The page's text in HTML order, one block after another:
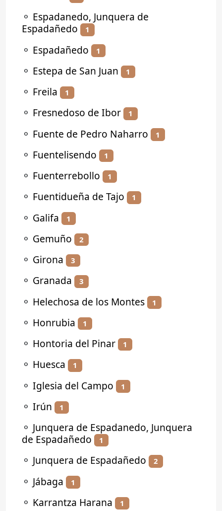
⚬ Espadanedo, Junquera de
Espadañedo
1
⚬ Espadañedo 1
⚬ Estepa de San Juan 1
⚬ Freila 1
⚬ Fresnedoso de Ibor 1
⚬ Fuente de Pedro Naharro 1
⚬ Fuentelisendo 1
⚬ Fuenterrebollo 1
⚬ Fuentidueña de Tajo 1
⚬ Galifa 1
⚬ Gemuño 2
⚬ Girona 3
⚬ Granada 3
⚬ Helechosa de los Montes 1
⚬ Honrubia 1
⚬ Hontoria del Pinar 1
⚬ Huesca 1
⚬ Iglesia del Campo 1
⚬ Irún 1
⚬ Junquera de Espadanedo, Junquera
de Espadañedo
1
⚬ Junquera de Espadañedo 2
⚬ Jábaga 1
⚬ Karrantza Harana 1